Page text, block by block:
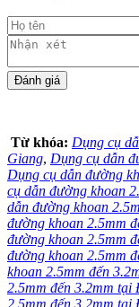
Từ khóa: Dụng cụ
Giang, Dụng cụ dẫn
Dụng cụ dẫn đường
cụ dẫn đường khoan
dẫn đường khoan
đường khoan 2.5mm
đường khoan 2.5mm
đường khoan 2.5mm
khoan 2.5mm đến
2.5mm đến 3.2mm tại
2.5mm đến 3.2mm tại